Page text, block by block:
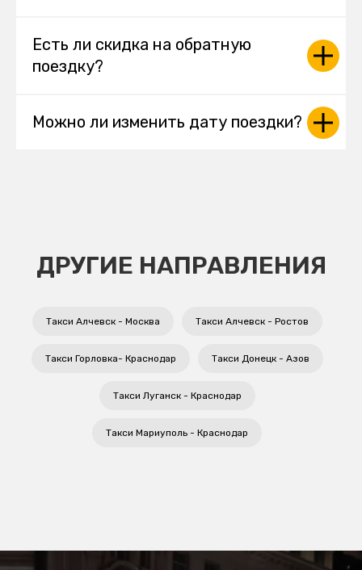
Есть ли скидка на обратную
поездку?
Можно ли изменить дату поездки?
ДРУГИЕ НАПРАВЛЕНИЯ
Такси Алчевск - Москва Такси Алчевск - Ростов
Такси Горловка- Краснодар Такси Донецк - Азов
Такси Луганск - Краснодар
Такси Мариуполь - Краснодар